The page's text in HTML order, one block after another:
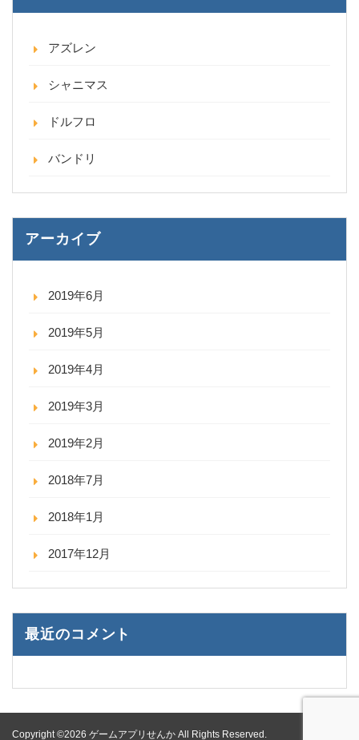
アズレン
シャニマス
ドルフロ
バンドリ
アーカイブ
2019年6月
2019年5月
2019年4月
2019年3月
2019年2月
2018年7月
2018年1月
2017年12月
最近のコメント
Copyright ©2026 ゲームアプリせんか All Rights Reserved.